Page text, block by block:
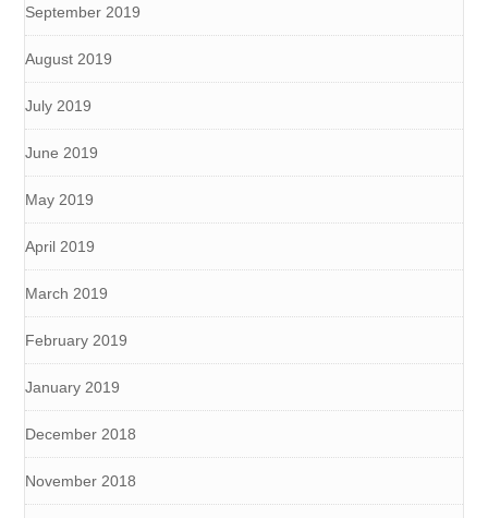
September 2019
August 2019
July 2019
June 2019
May 2019
April 2019
March 2019
February 2019
January 2019
December 2018
November 2018